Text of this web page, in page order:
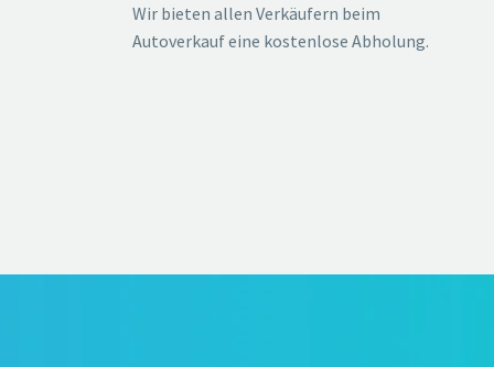
Wir bieten allen Verkäufern beim
Autoverkauf eine kostenlose Abholung.